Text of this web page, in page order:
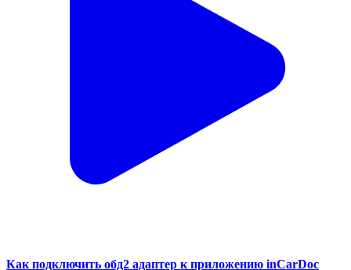
Как подключить обд2 адаптер к приложению inCarDoc